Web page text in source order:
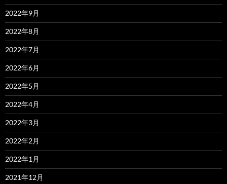
2022年9月
2022年8月
2022年7月
2022年6月
2022年5月
2022年4月
2022年3月
2022年2月
2022年1月
2021年12月